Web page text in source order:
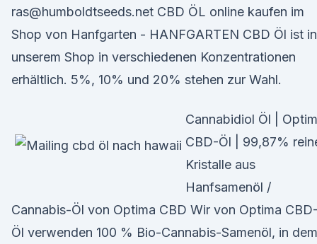
ras@humboldtseeds.net CBD ÖL online kaufen im
Shop von Hanfgarten - HANFGARTEN CBD Öl ist in
unserem Shop in verschiedenen Konzentrationen
erhältlich. 5%, 10% und 20% stehen zur Wahl.
Cannabidiol Öl |
CBD-Öl | 99,87%
Kristalle aus
Hanfsamenöl /
Cannabis-Öl von Optima CBD Wir von Optima CBD-
Öl verwenden 100 % Bio-Cannabis-Samenöl, in dem